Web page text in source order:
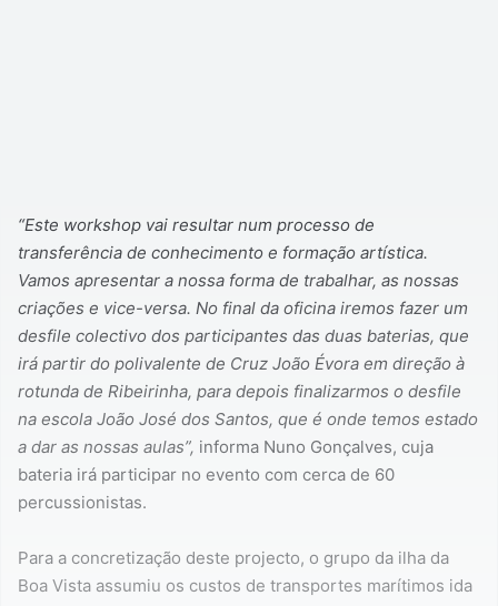
“Este workshop vai resultar num processo de
transferência de conhecimento e formação artística.
Vamos apresentar a nossa forma de trabalhar, as nossas
criações e vice-versa. No final da oficina iremos fazer um
desfile colectivo dos participantes das duas baterias, que
irá partir do polivalente de Cruz João Évora em direção à
rotunda de Ribeirinha, para depois finalizarmos o desfile
na escola João José dos Santos, que é onde temos estado
a dar as nossas aulas”, informa Nuno Gonçalves, cuja
bateria irá participar no evento com cerca de 60
percussionistas.
Para a concretização deste projecto, o grupo da ilha da
Boa Vista assumiu os custos de transportes marítimos ida